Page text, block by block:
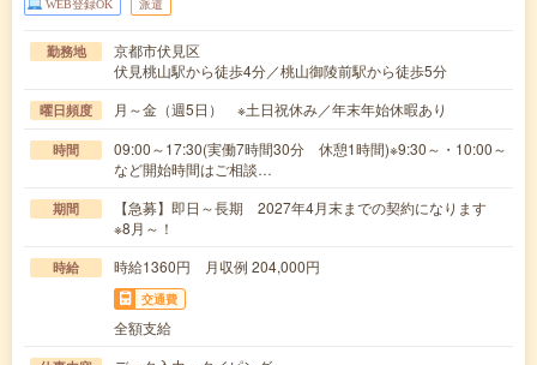
WEB登録OK 派遣
勤務地
京都市伏見区
伏見桃山駅から徒歩4分／桃山御陵前駅から徒歩5分
曜日頻度 月～金（週5日） ※土日祝休み／年末年始休暇あり
時間
09:00～17:30(実働7時間30分 休憩1時間)※9:30～・10:00～
など開始時間はご相談…
期間
【急募】即日～長期 2027年4月末までの契約になります
※8月～！
時給 時給1360円 月収例 204,000円
交通費
全額支給